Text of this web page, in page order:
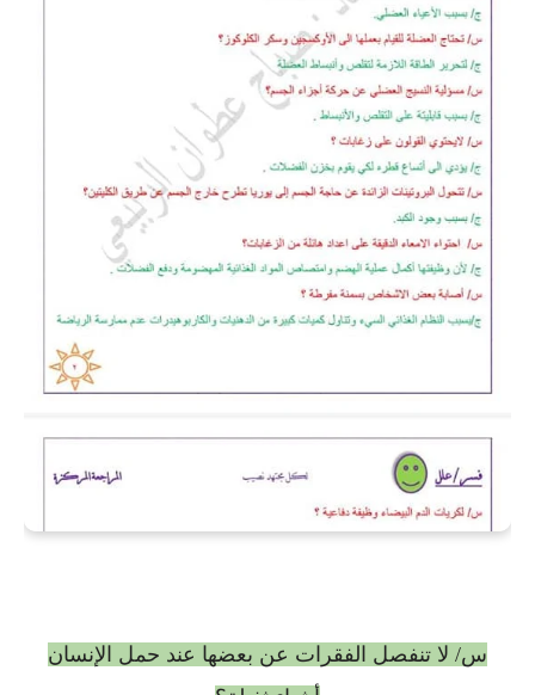
س/ لا تنفصل الفقرات عن بعضها عند حمل الإنسان